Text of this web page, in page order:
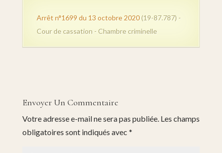
Arrêt n°1699 du 13 octobre 2020(19-87.787) -
Cour de cassation - Chambre criminelle
Envoyer Un Commentaire
Votre adresse e-mail ne sera pas publiée. Les champs
obligatoires sont indiqués avec *